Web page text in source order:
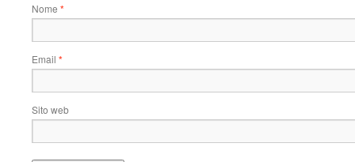
Nome *
Email *
Sito web